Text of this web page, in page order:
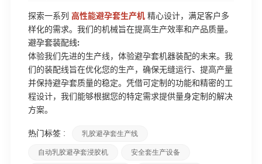
探索一系列 高性能避孕套生产机精心设计，满足客户多
样化的需求。我们的机械旨在提高生产效率和产品质量。
避孕套装配线:
体验我们先进的生产线，体验避孕套机器装配的未来。我
们的装配线旨在优化您的生产，确保无缝运行、提高产量
并保持避孕套质量的稳定。凭借可定制的功能和精密的工
程设计，我们能够根据您的特定需求提供量身定制的解决
方案。
热门标签 : 乳胶避孕套生产线
自动乳胶避孕套浸胶机 安全套生产设备